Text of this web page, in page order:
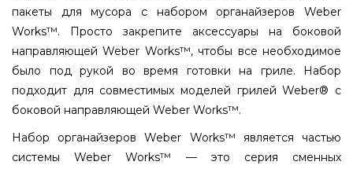
пакеты для мусора с набором органайзеров Weber
Works™. Просто закрепите аксессуары на боковой
направляющей Weber Works™, чтобы все необходимое
было под рукой во время готовки на гриле. Набор
подходит для совместимых моделей грилей Weber® с
боковой направляющей Weber Works™.
Набор органайзеров Weber Works™ является частью
системы Weber Works™ — это серия сменных